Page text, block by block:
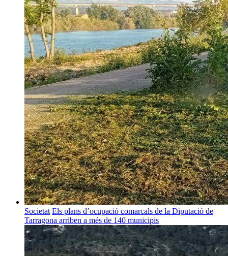
Societat Els plans d’ocupació comarcals de la Diputació de
Tarragona arriben a més de 140 municipis